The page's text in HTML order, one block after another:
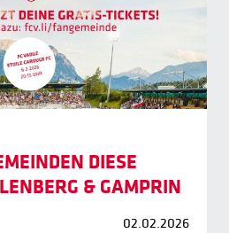
DIESE
& GAMPRIN
02.02.2026